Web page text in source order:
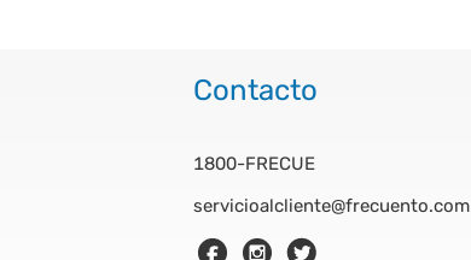
Contacto
1800-FRECUE
servicioalcliente@frecuento.com